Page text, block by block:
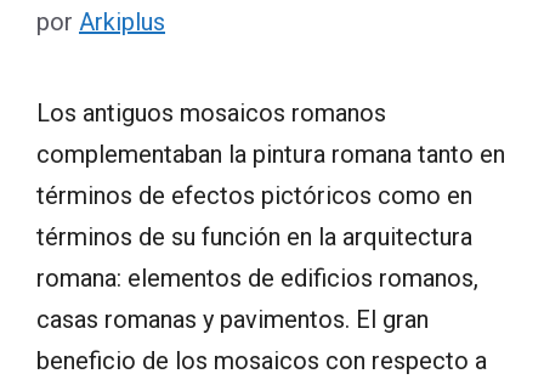
por Arkiplus
Los antiguos mosaicos romanos
complementaban la pintura romana tanto en
términos de efectos pictóricos como en
términos de su función en la arquitectura
romana: elementos de edificios romanos,
casas romanas y pavimentos. El gran
beneficio de los mosaicos con respecto a